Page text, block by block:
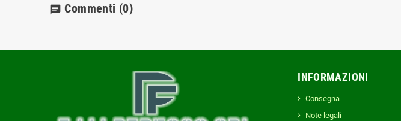
chat Commenti (0)
INFORMAZIONI
Consegna
Note legali